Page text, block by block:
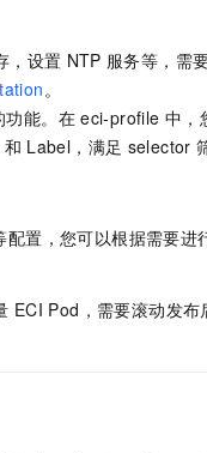
，设置 NTP 服务等，需
。
功能。在 eci-profile 中，
和 Label，满足 selector
置，您可以根据需要进
ECI Pod，需要滚动发布
超强辅助，Bolt.diy 一
APP 开发
建站系统